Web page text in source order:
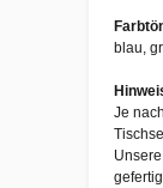
blau,
Je